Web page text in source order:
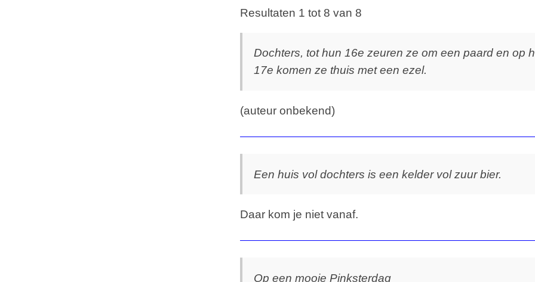
Resultaten 1 tot 8 van 8
Dochters, tot hun 16e zeuren ze om een paard en op
17e komen ze thuis met een ezel.
(auteur onbekend)
Een huis vol dochters is een kelder vol zuur bier.
Daar kom je niet vanaf.
Op een mooie Pinksterdag